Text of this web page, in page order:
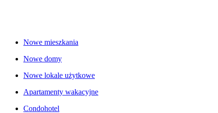
Nowe mieszkania
Nowe domy
Nowe lokale użytkowe
Apartamenty wakacyjne
Condohotel